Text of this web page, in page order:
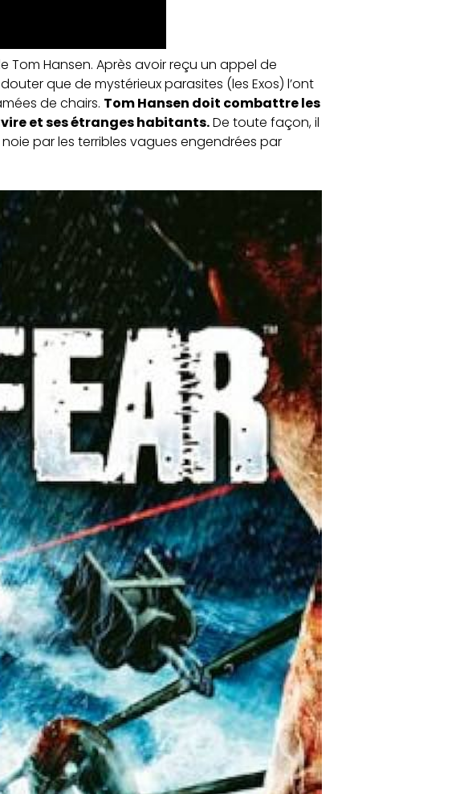
Tom Hansen. Après avoir reçu un appel de
que de mystérieux parasites (les Exos) l’ont
de chairs. Tom Hansen doit combattre les
et ses étranges habitants.De toute façon, il
noie par les terribles vagues engendrées par